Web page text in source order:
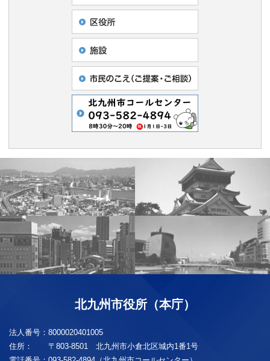
北九州市役所（本庁）
法人番号： 8000020401005
住所：
〒803-8501 北九州市小倉北区城内1番1号